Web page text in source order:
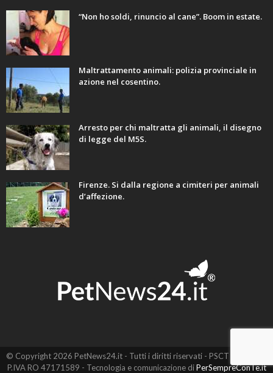
“Non ho soldi, rinuncio al cane”. Boom in estate.
Maltrattamento animali: polizia provinciale in
azione nel cosentino.
Arresto per chi maltratta gli animali, il disegno
di legge del M5S.
Firenze. Si dalla regione a cimiteri per animali
d’affezione.
© Copyright 2026 PetNews24.it - Tutti i diritti riservati - PSCT EVO SRL -
P.IVA RO 47171589 - Tecnologia e comunicazione diPerSempreConTe.it